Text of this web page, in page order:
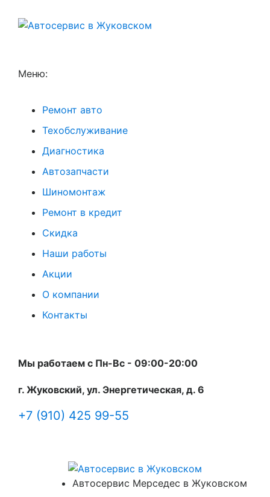
Меню:
Ремонт авто
Техобслуживание
Диагностика
Автозапчасти
Шиномонтаж
Ремонт в кредит
Скидка
Наши работы
Акции
О компании
Контакты
Мы работаем с Пн-Вc - 09:00-20:00
г. Жуковский, ул. Энергетическая, д. 6
+7 (910) 425 99-55
Автосервис Мерседес в Жуковском